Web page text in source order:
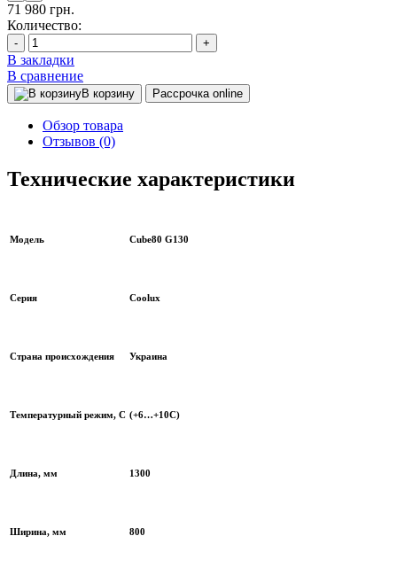
71 980 грн.
Количество:
- +
В закладки
В сравнение
В корзину Рассрочка online
Обзор товара
Отзывов (0)
Технические характеристики
Модель Cube80 G130
Серия Coolux
Страна происхождения Украина
Температурный режим, С (+6…+10С)
Длина, мм 1300
Ширина, мм 800